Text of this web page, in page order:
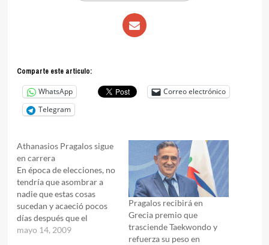
Comparte este articulo:
WhatsApp
Correo electrónico
Telegram
Athanasios Pragalos sigue
en carrera
En época de elecciones, no
tendría que asombrar a
nadie que estas cosas
sucedan y acaeció pocos
días después que el
presidente de WTF, Dr.
mayo 14, 2009
Pragalos recibirá en
Grecia premio que
trasciende Taekwondo y
refuerza su peso en